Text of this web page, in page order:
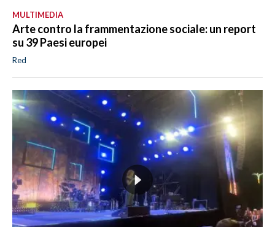
MULTIMEDIA
Arte contro la frammentazione sociale: un report
su 39 Paesi europei
Red